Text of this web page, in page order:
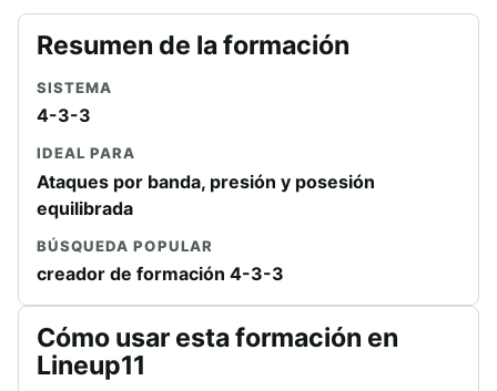
Resumen de la formación
SISTEMA
4-3-3
IDEAL PARA
Ataques por banda, presión y posesión
equilibrada
BÚSQUEDA POPULAR
creador de formación 4-3-3
Cómo usar esta formación en
Lineup11